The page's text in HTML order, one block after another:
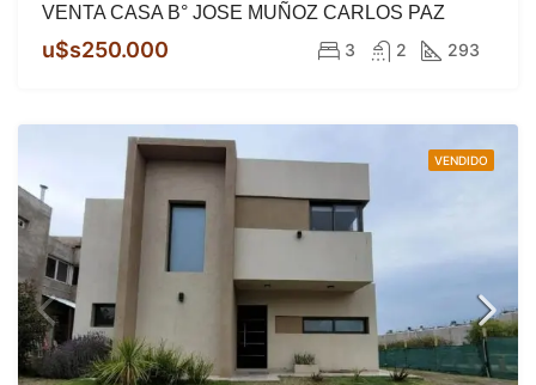
VENTA CASA B° JOSE MUÑOZ CARLOS PAZ
u$s250.000 3 2 293
VENDIDO